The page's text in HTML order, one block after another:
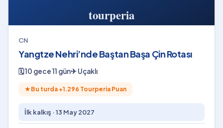
CN
Yangtze Nehri’nde Baştan Başa Çin Rotası
🗓10 gece 11 gün✈Uçaklı
★ Bu turda +1.296 Tourperia Puan
İlk kalkış ·13 May 2027